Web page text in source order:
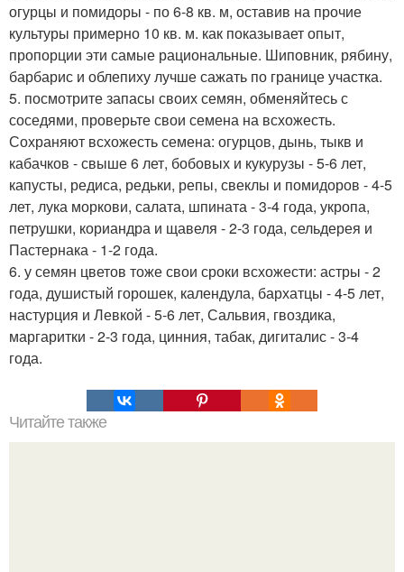
огурцы и помидоры - по 6-8 кв. м, оставив на прочие
культуры примерно 10 кв. м. как показывает опыт,
пропорции эти самые рациональные. Шиповник, рябину,
барбарис и облепиху лучше сажать по границе участка.
5. посмотрите запасы своих семян, обменяйтесь с
соседями, проверьте свои семена на всхожесть.
Сохраняют всхожесть семена: огурцов, дынь, тыкв и
кабачков - свыше 6 лет, бобовых и кукурузы - 5-6 лет,
капусты, редиса, редьки, репы, свеклы и помидоров - 4-5
лет, лука моркови, салата, шпината - 3-4 года, укропа,
петрушки, кориандра и щавеля - 2-3 года, сельдерея и
Пастернака - 1-2 года.
6. у семян цветов тоже свои сроки всхожести: астры - 2
года, душистый горошек, календула, бархатцы - 4-5 лет,
настурция и Левкой - 5-6 лет, Сальвия, гвоздика,
маргаритки - 2-3 года, цинния, табак, дигиталис - 3-4
года.
Читайте также